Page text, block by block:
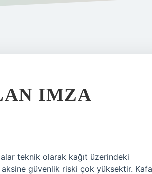
IMZA
teknik olarak kağıt üzerindeki
güvenlik riski çok yüksektir. Kafa